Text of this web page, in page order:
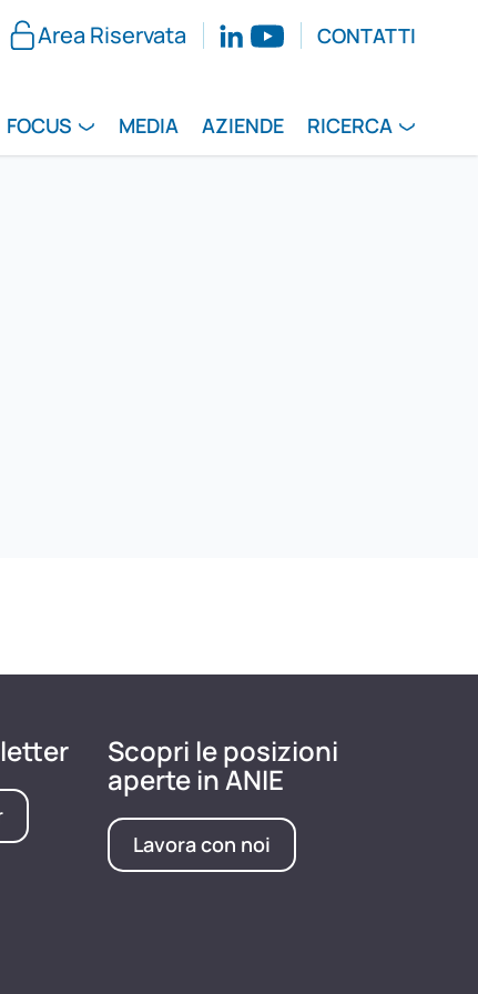
Area Riservata CONTATTI
FOCUS MEDIA AZIENDE RICERCA
Scopri le posizioni
aperte in ANIE
Lavora con noi